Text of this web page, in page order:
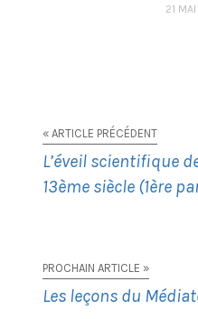
21
« ARTICLE PRÉCÉDENT
L’éveil scientifique
13ème siècle (1ère
PROCHAIN ARTICLE »
Les leçons du